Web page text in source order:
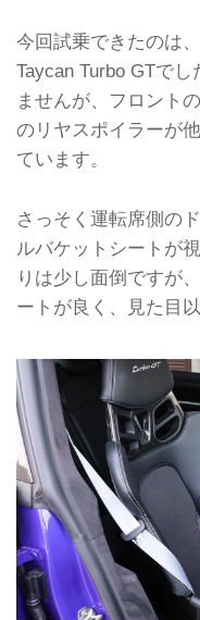
今回試乗できたのは
Taycan Turbo GTで
ませんが、フロント
のリヤスポイラーが
ています。
さっそく運転席側の
ルバケットシートが
りは少し面倒ですが
ートが良く、見た目